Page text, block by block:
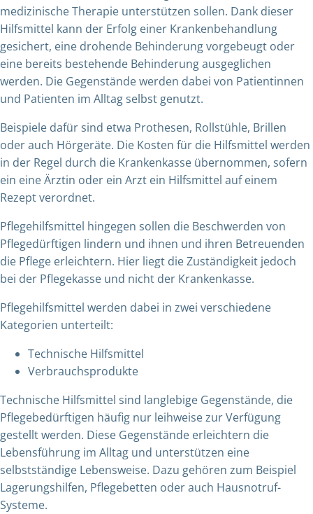
medizinische Therapie unterstützen sollen. Dank dieser
Hilfsmittel kann der Erfolg einer Krankenbehandlung
gesichert, eine drohende Behinderung vorgebeugt oder
eine bereits bestehende Behinderung ausgeglichen
werden. Die Gegenstände werden dabei von Patientinnen
und Patienten im Alltag selbst genutzt.
Beispiele dafür sind etwa Prothesen, Rollstühle, Brillen
oder auch Hörgeräte. Die Kosten für die Hilfsmittel werden
in der Regel durch die Krankenkasse übernommen, sofern
ein eine Ärztin oder ein Arzt ein Hilfsmittel auf einem
Rezept verordnet.
Pflegehilfsmittel hingegen sollen die Beschwerden von
Pflegedürftigen lindern und ihnen und ihren Betreuenden
die Pflege erleichtern. Hier liegt die Zuständigkeit jedoch
bei der Pflegekasse und nicht der Krankenkasse.
Pflegehilfsmittel werden dabei in zwei verschiedene
Kategorien unterteilt:
Technische Hilfsmittel
Verbrauchsprodukte
Technische Hilfsmittel sind langlebige Gegenstände, die
Pflegebedürftigen häufig nur leihweise zur Verfügung
gestellt werden. Diese Gegenstände erleichtern die
Lebensführung im Alltag und unterstützen eine
selbstständige Lebensweise. Dazu gehören zum Beispiel
Lagerungshilfen, Pflegebetten oder auch Hausnotruf-
Systeme.